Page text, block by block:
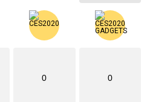
0 0